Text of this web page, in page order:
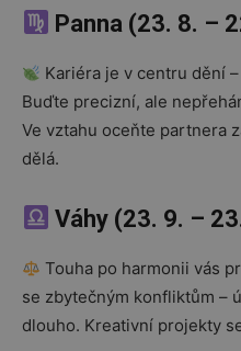
Panna (23. 8. –
Kariéra je v centru dění
Buďte precizní, ale
Ve vztahu oceňte partnera
dělá.
Váhy (23. 9. –
Touha po harmonii vás
se zbytečným konfliktům –
dlouho. Kreativní projekty